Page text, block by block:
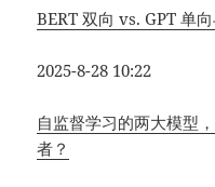
BERT 双向 vs. GPT 单
2025-8-28 10:22
自监督学习的两大模型
者？